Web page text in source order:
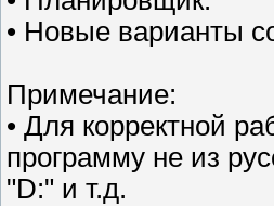
• Новые варианты
Примечание:
• Для корректной
программу не из
"D:" и т.д.